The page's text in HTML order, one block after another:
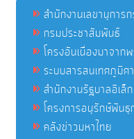
สำนักงานเลขานุการ
กรมประชาสัมพันธ์
โครงอันเนื่องมาจาก
ระบบสารสนเทศภูมิศ
สำนักงานรัฐบาลอิเ
โครงการอนุรักษ์พัน
คลังข่าวมหาไทย